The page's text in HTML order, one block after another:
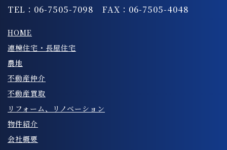
TEL：06-7505-7098 FAX：06-7505-4048
HOME
連棟住宅・長屋住宅
農地
不動産仲介
不動産買取
リフォーム、リノベーション
物件紹介
会社概要